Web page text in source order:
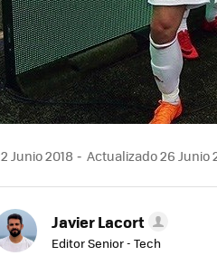
Junio 2018 Actualizado 26 Junio
Javier Lacort
Editor Senior - Tech